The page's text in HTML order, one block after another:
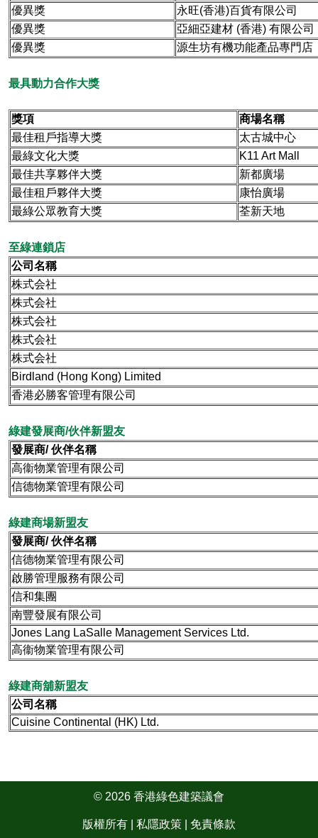
優異獎
永旺(香港)百貨有限公司
優異獎
亞細亞建材 (香港) 有限公司
優異獎
源生坊有機功能產品專門店
最具動力合作大獎
獎項
商場名稱
最佳租戶指導大獎
太古城中心
最綠文化大獎
K11 Art Mall
最佳共享夥伴大獎
新都廣場
最佳租戶夥伴大獎
康怡廣場
最綠公眾教育大獎
荃新天地
至綠連鎖店
公司名稱
株式会社
株式会社
株式会社
株式会社
株式会社
Birdland (Hong Kong) Limited
香港必勝客管理有限公司
綠建發展商/伙伴新盟友
發展商/ 伙伴名稱
高衞物業管理有限公司
信德物業管理有限公司
綠建商場新盟友
發展商/ 伙伴名稱
信德物業管理有限公司
啟勝管理服務有限公司
信和集團
南豐發展有限公司
Jones Lang LaSalle Management Services Ltd.
高衞物業管理有限公司
綠建商舖新盟友
公司名稱
Cuisine Continental (HK) Ltd.
© 2026 香港綠色建築議會
版權所有 | 私隱政策 免責條款